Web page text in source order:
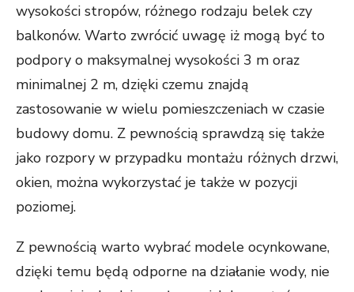
wysokości stropów, różnego rodzaju belek czy
balkonów. Warto zwrócić uwagę iż mogą być to
podpory o maksymalnej wysokości 3 m oraz
minimalnej 2 m, dzięki czemu znajdą
zastosowanie w wielu pomieszczeniach w czasie
budowy domu. Z pewnością sprawdzą się także
jako rozpory w przypadku montażu różnych drzwi,
okien, można wykorzystać je także w pozycji
poziomej.
Z pewnością warto wybrać modele ocynkowane,
dzięki temu będą odporne na działanie wody, nie